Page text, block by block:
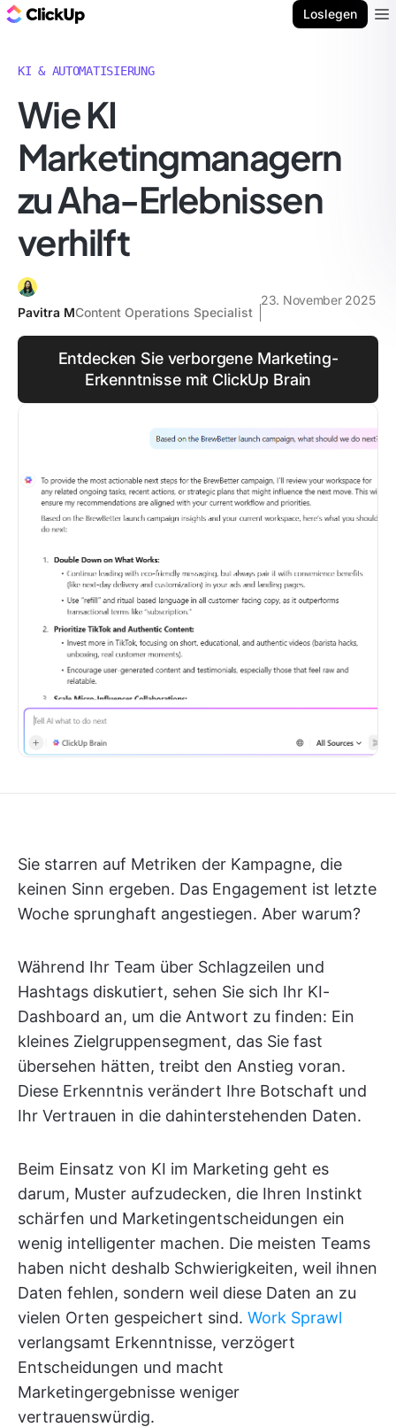
Loslegen
KI & AUTOMATISIERUNG
Wie KI
Marketingmanagern
zu Aha-Erlebnissen
verhilft
Pavitra MContent Operations Specialist
23. November 2025
Entdecken Sie verborgene Marketing-
Erkenntnisse mit ClickUp Brain
Sie starren auf Metriken der Kampagne, die
keinen Sinn ergeben. Das Engagement ist letzte
Woche sprunghaft angestiegen. Aber warum?
Während Ihr Team über Schlagzeilen und
Hashtags diskutiert, sehen Sie sich Ihr KI-
Dashboard an, um die Antwort zu finden: Ein
kleines Zielgruppensegment, das Sie fast
übersehen hätten, treibt den Anstieg voran.
Diese Erkenntnis verändert Ihre Botschaft und
Ihr Vertrauen in die dahinterstehenden Daten.
Beim Einsatz von KI im Marketing geht es
darum, Muster aufzudecken, die Ihren Instinkt
schärfen und Marketingentscheidungen ein
wenig intelligenter machen. Die meisten Teams
haben nicht deshalb Schwierigkeiten, weil ihnen
Daten fehlen, sondern weil diese Daten an zu
vielen Orten gespeichert sind. Work Sprawl
verlangsamt Erkenntnisse, verzögert
Entscheidungen und macht
Marketingergebnisse weniger
vertrauenswürdig.